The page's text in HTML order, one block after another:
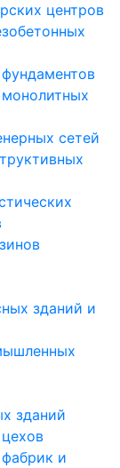
центров
сетей
зданий и
зданий
и